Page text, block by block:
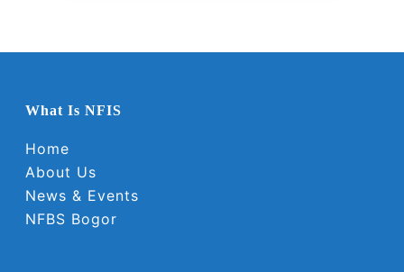
What Is NFIS
Home
About Us
News & Events
NFBS Bogor